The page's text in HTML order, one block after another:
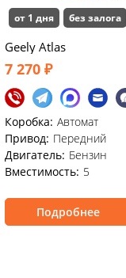
от 1 дня без залога
Geely Atlas
7 270 ₽
Коробка: Автомат
Привод: Передний
Двигатель: Бензин
Вместимость: 5
Подробнее